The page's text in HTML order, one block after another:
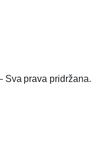
Sva prava pridržana.